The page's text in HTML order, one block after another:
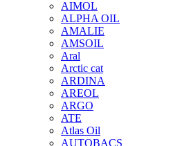
AIMOL
ALPHA OIL
AMALIE
AMSOIL
Aral
Arctic cat
ARDINA
AREOL
ARGO
ATE
Atlas Oil
AUTOBACS